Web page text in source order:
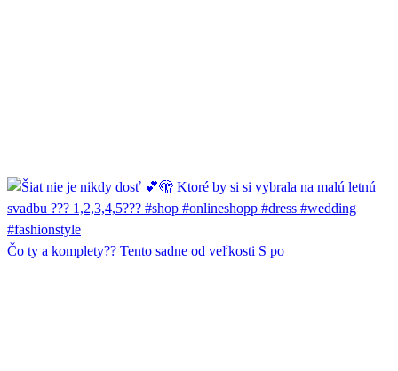
Čo ty a komplety?? Tento sadne od veľkosti S po